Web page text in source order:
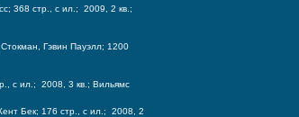
368 стр., с ил.; 2009, 2 кв.;
Гэвин Пауэлл; 1200
с ил.; 2008, 3 кв.; Вильямс
Кент Бек; 176 стр., с ил.; 2008, 2